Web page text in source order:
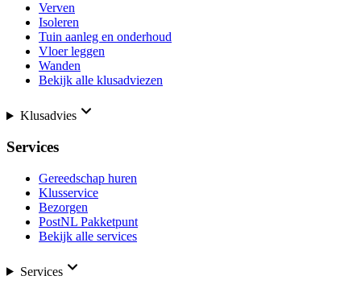
Verven
Isoleren
Tuin aanleg en onderhoud
Vloer leggen
Wanden
Bekijk alle klusadviezen
Klusadvies
Services
Gereedschap huren
Klusservice
Bezorgen
PostNL Pakketpunt
Bekijk alle services
Services